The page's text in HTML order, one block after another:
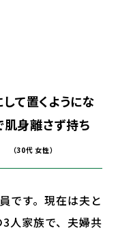
て置くようにな
肌身離さず持ち
（30代 女性）
です。現在は夫と
人家族で、夫婦共